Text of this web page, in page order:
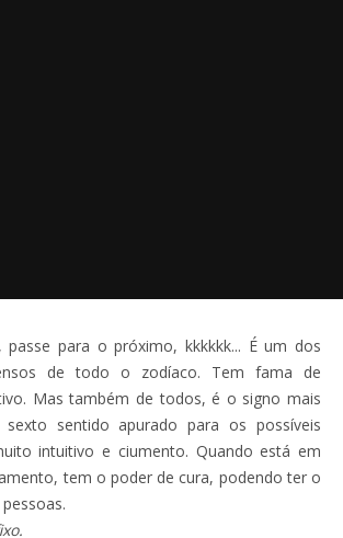
passe para o próximo, kkkkkk... É um dos
de todo o zodíaco. Tem fama de
Mas também de todos, é o signo mais
sentido apurado para os possíveis
intuitivo e ciumento. Quando está em
tem o poder de cura, podendo ter o